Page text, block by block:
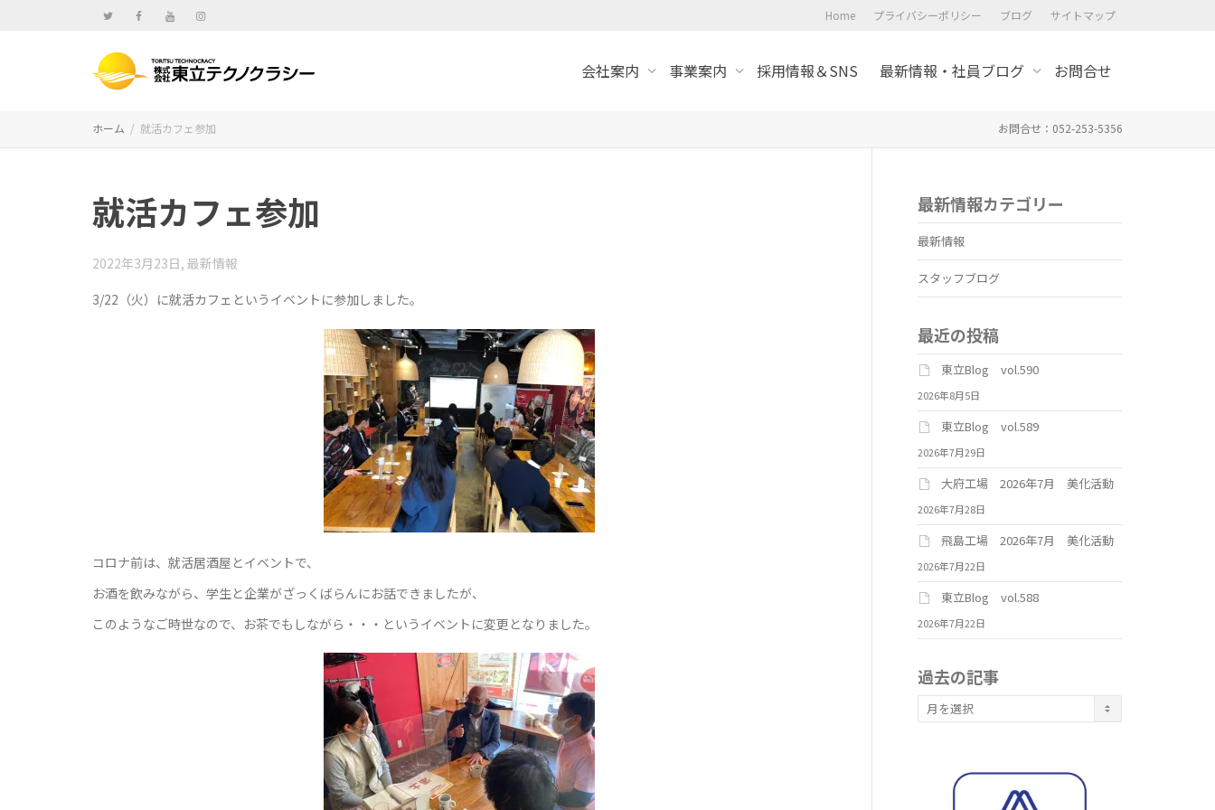
Home プライバシーポリシー ブログ サイトマップ
会社案内 事業案内 採用情報＆SNS 最新情報・社員ブログ お問合せ
ホーム 就活カフェ参加 お問合せ：052-253-5356
就活カフェ参加
2022年3月23日, 最新情報
3/22（火）に就活カフェというイベントに参加しました。
コロナ前は、就活居酒屋とイベントで、
お酒を飲みながら、学生と企業がざっくばらんにお話できましたが、
このようなご時世なので、お茶でもしながら・・・というイベントに変更となりました。
最新情報カテゴリー
最新情報
スタッフブログ
最近の投稿
東立Blog vol.590
2026年8月5日
東立Blog vol.589
2026年7月29日
大府工場 2026年7月 美化活動
2026年7月28日
飛島工場 2026年7月 美化活動
2026年7月22日
東立Blog vol.588
2026年7月22日
過去の記事
去